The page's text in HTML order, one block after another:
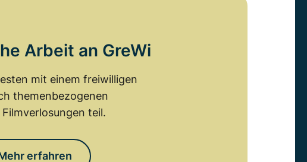
Arbeit an GreWi
mit einem freiwilligen
themenbezogenen
teil.
erfahren